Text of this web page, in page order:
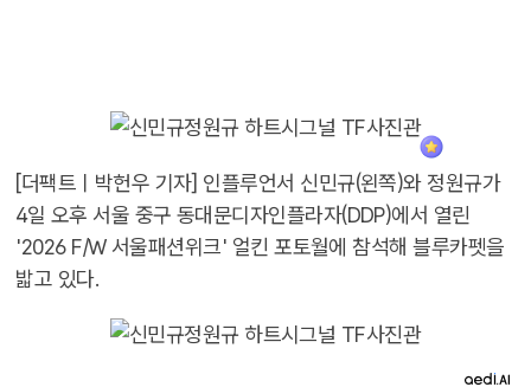
[더팩트ㅣ박헌우 기자] 인플루언서 신민규(왼쪽)와 정원규가
4일 오후 서울 중구 동대문디자인플라자(DDP)에서 열린
'2026 F/W 서울패션위크' 얼킨 포토월에 참석해 블루카펫을
밟고 있다.